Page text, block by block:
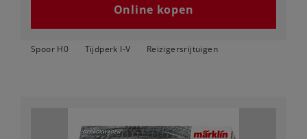
Online kopen
Spoor H0 Tijdperk I-V Reizigersrijtuigen